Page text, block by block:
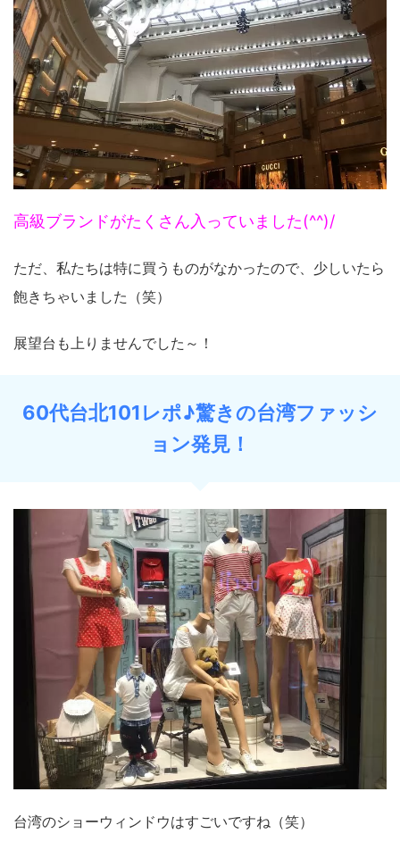
高級ブランドがたくさん入っていました(^^)/
ただ、私たちは特に買うものがなかったので、少しいたら
飽きちゃいました（笑）
展望台も上りませんでした～！
60代台北101レポ♪驚きの台湾ファッシ
ョン発見！
台湾のショーウィンドウはすごいですね（笑）